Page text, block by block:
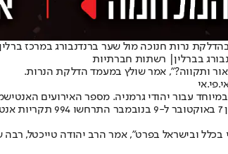
נרות חנוכה מול שער ברנדנבורג במרכז
בברלין| רשתות חברתיות
ותקווה?", אמר שולץ במעמד הדלקת הנרות.
ובישראל בפרט", אמר הרב יהודה טייכטל,